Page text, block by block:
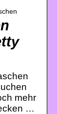
mehr
…